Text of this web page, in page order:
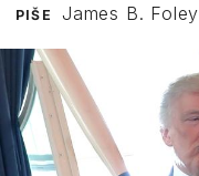
PIŠE James B. Foley